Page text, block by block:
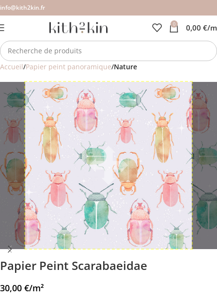
info@kith2kin.fr
0 0,00 €/
Accueil Papier peint panoramique Nature
Papier Peint Scarabaeidae
30,00 €/m²